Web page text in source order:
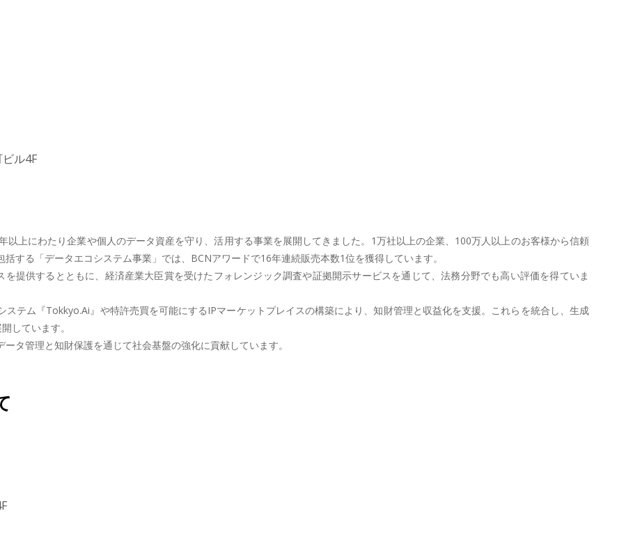
ル4F
上にわたり企業や個人のデータ資産を守り、活用する事業を展開してきました。1万社以上の企業、100万人以上のお客様から信頼
する「データエコシステム事業」では、BCNアワードで16年連続販売本数1位を獲得しています。
提供するとともに、経済産業大臣賞を受けたフォレンジック調査や証拠開示サービスを通じて、法務分野でも高い評価を得ていま
テム『Tokkyo.Ai』や特許売買を可能にするIPマーケットプレイスの構築により、知財管理と収益化を支援。これらを統合し、生成
しています。
タ管理と知財保護を通じて社会基盤の強化に貢献しています。